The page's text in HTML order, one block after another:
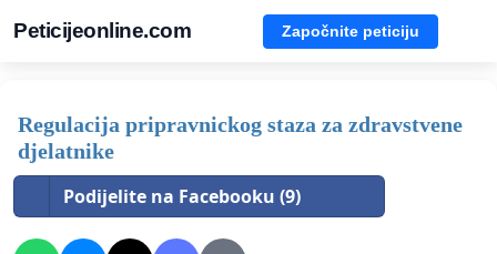
Peticijeonline.com Započnite peticiju
Regulacija pripravnickog staza za zdravstvene
djelatnike
Podijelite na Facebooku (9)